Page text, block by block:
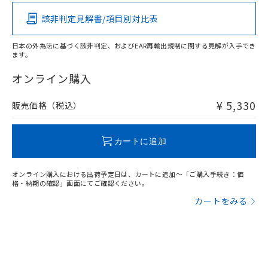
O
在庫等で未対応品が混在する可能性があります。
問い合わせください。
該非判定見解書/項目別対比表
日本の外為法に基づく該非判定、およびEAR再輸出規制に関する見解が入手でき
ます。
オンライン購入
販売価格（税込） ¥ 5,330
カートに追加
オンライン購入における出荷予定日は、カートに追加～「ご購入手続き：価
格・納期の確認」画面にてご確認ください。
カートをみる